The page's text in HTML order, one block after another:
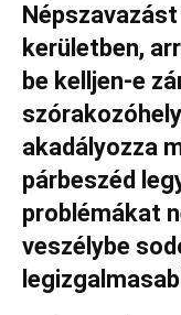
kerületben,
be kelljen-e
akadályozza
párbeszéd
problémákat
veszélybe